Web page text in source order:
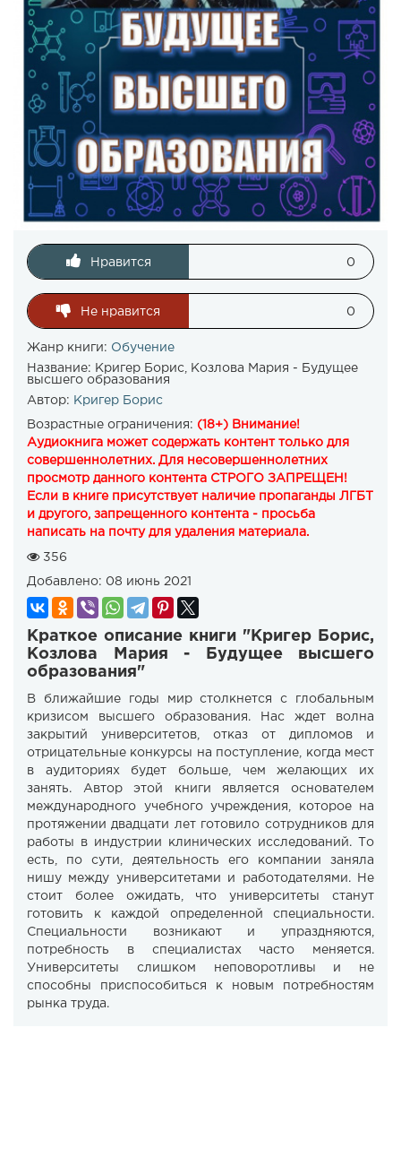
Нравится 0
Не нравится 0
Жанр книги: Обучение
Название: Кригер Борис, Козлова Мария - Будущее
высшего образования
Автор: Кригер Борис
Возрастные ограничения: (18+) Внимание!
Аудиокнига может содержать контент только для
совершеннолетних. Для несовершеннолетних
просмотр данного контента СТРОГО ЗАПРЕЩЕН!
Если в книге присутствует наличие пропаганды ЛГБТ
и другого, запрещенного контента - просьба
написать на почту для удаления материала.
356
Добавлено: 08 июнь 2021
Краткое описание книги "Кригер Борис,
Козлова Мария - Будущее высшего
образования"
В ближайшие годы мир столкнется с глобальным
кризисом высшего образования. Нас ждет волна
закрытий университетов, отказ от дипломов и
отрицательные конкурсы на поступление, когда мест
в аудиториях будет больше, чем желающих их
занять. Автор этой книги является основателем
международного учебного учреждения, которое на
протяжении двадцати лет готовило сотрудников для
работы в индустрии клинических исследований. То
есть, по сути, деятельность его компании заняла
нишу между университетами и работодателями. Не
стоит более ожидать, что университеты станут
готовить к каждой определенной специальности.
Специальности возникают и упраздняются,
потребность в специалистах часто меняется.
Университеты слишком неповоротливы и не
способны приспособиться к новым потребностям
рынка труда.